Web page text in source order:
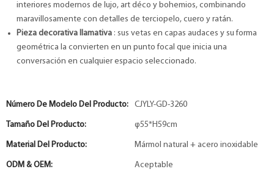
interiores modernos de lujo, art déco y bohemios, combinando
maravillosamente con detalles de terciopelo, cuero y ratán.
Pieza decorativa llamativa: sus vetas en capas audaces y su forma
geométrica la convierten en un punto focal que inicia una
conversación en cualquier espacio seleccionado.
Número De Modelo Del Producto: CJYLY-GD-3260
Tamaño Del Producto: φ55*H59cm
Material Del Producto: Mármol natural + acero inoxidable
ODM & OEM: Aceptable